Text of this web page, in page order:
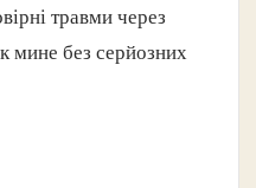
травми через
мине без серйозних